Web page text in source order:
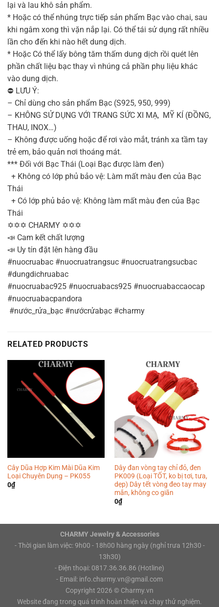
lại và lau khô sản phẩm.
* Hoặc có thể nhúng trực tiếp sản phẩm Bạc vào chai, sau
khi ngâm xong thì vặn nắp lại. Có thể tái sử dụng rất nhiều
lần cho đến khi nào hết dung dịch.
* Hoặc Có thể lấy bông tăm thấm dung dịch rồi quét lên
phần chất liệu bạc thay vì nhúng cả phần phụ liệu khác
vào dung dịch.
⛔ LƯU Ý:
– Chỉ dùng cho sản phẩm Bạc (S925, 950, 999)
– KHÔNG SỬ DỤNG VỚI TRANG SỨC XI MẠ, MỸ KÍ (ĐỒNG,
THAU, INOX…)
– Không được uống hoặc để rơi vào mắt, tránh xa tầm tay
trẻ em, bảo quản nơi thoáng mát.
*** Đối với Bạc Thái (Loại Bạc được làm đen)
+ Không có lớp phủ bảo vệ: Làm mất màu đen của Bạc
Thái
+ Có lớp phủ bảo vệ: Không làm mất màu đen của Bạc
Thái
✡✡✡ CHARMY ✡✡✡
📣 Cam kết chất lượng
📣 Uy tín đặt lên hàng đầu
#nuocruabac #nuocruatrangsuc #nuocruatrangsucbac
#dungdichruabac
#nuocruabac925 #nuocruabacs925 #nuocruabaccaocap
#nuocruabacpandora
#nước_rửa_bạc #nướcrửabạc #charmy
RELATED PRODUCTS
Cây Dũa Hợp Kim Mài Dũa Kim
Loại Chuyên Dụng – PK055
0₫
Dây đan vòng tay chỉ đỏ, đen
PK009 (Loại TỐT, ko bị tơi, tưa,
dẹp) Dây tết vòng đeo tay may
mắn, không co giãn
0₫
CHARMY Jewelry & Accessories
- Thời gian làm việc: 9h00 - 18h00 hàng ngày (nghỉ trưa 12h30 -
13h30)
- Điện thoại: 0817.36.36.86 (Hotline)
- Email: info.charmy.vn@gmail.com
Copyright 2026 © Charmy.vn
Website đang trong quá trình hoàn thiện và chạy thử nghiệm.